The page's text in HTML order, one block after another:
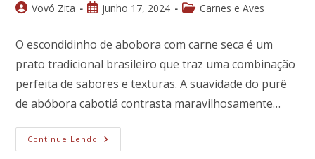
Autor
post:
Vovó Zita
Postjunho 17, 2024
Categoria
Carnes e Aves
O escondidinho de abobora com carne seca é um
prato tradicional brasileiro que traz uma combinação
perfeita de sabores e texturas. A suavidade do purê
de abóbora cabotiá contrasta maravilhosamente…
Continue Lendo Escondidinho
De